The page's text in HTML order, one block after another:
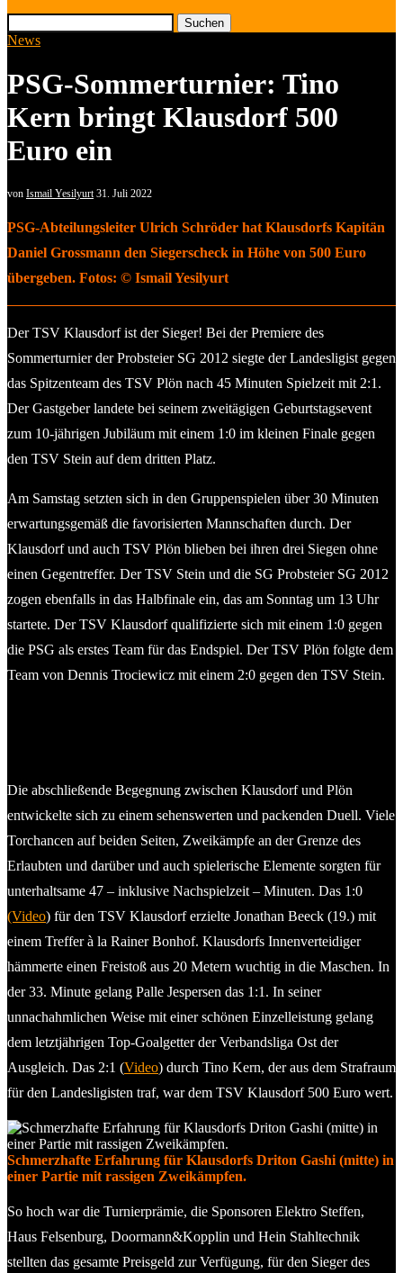
Suchen
News
PSG-Sommerturnier: Tino
Kern bringt Klausdorf 500
Euro ein
von Ismail Yesilyurt 31. Juli 2022
PSG-Abteilungsleiter Ulrich Schröder hat Klausdorfs Kapitän
Daniel Grossmann den Siegerscheck in Höhe von 500 Euro
übergeben. Fotos: © Ismail Yesilyurt
Der TSV Klausdorf ist der Sieger! Bei der Premiere des
Sommerturnier der Probsteier SG 2012 siegte der Landesligist gegen
das Spitzenteam des TSV Plön nach 45 Minuten Spielzeit mit 2:1.
Der Gastgeber landete bei seinem zweitägigen Geburtstagsevent
zum 10-jährigen Jubiläum mit einem 1:0 im kleinen Finale gegen
den TSV Stein auf dem dritten Platz.
Am Samstag setzten sich in den Gruppenspielen über 30 Minuten
erwartungsgemäß die favorisierten Mannschaften durch. Der
Klausdorf und auch TSV Plön blieben bei ihren drei Siegen ohne
einen Gegentreffer. Der TSV Stein und die SG Probsteier SG 2012
zogen ebenfalls in das Halbfinale ein, das am Sonntag um 13 Uhr
startete. Der TSV Klausdorf qualifizierte sich mit einem 1:0 gegen
die PSG als erstes Team für das Endspiel. Der TSV Plön folgte dem
Team von Dennis Trociewicz mit einem 2:0 gegen den TSV Stein.
Die abschließende Begegnung zwischen Klausdorf und Plön
entwickelte sich zu einem sehenswerten und packenden Duell. Viele
Torchancen auf beiden Seiten, Zweikämpfe an der Grenze des
Erlaubten und darüber und auch spielerische Elemente sorgten für
unterhaltsame 47 – inklusive Nachspielzeit – Minuten. Das 1:0
(Video) für den TSV Klausdorf erzielte Jonathan Beeck (19.) mit
einem Treffer à la Rainer Bonhof. Klausdorfs Innenverteidiger
hämmerte einen Freistoß aus 20 Metern wuchtig in die Maschen. In
der 33. Minute gelang Palle Jespersen das 1:1. In seiner
unnachahmlichen Weise mit einer schönen Einzelleistung gelang
dem letztjährigen Top-Goalgetter der Verbandsliga Ost der
Ausgleich. Das 2:1 (Video) durch Tino Kern, der aus dem Strafraum
für den Landesligisten traf, war dem TSV Klausdorf 500 Euro wert.
Schmerzhafte Erfahrung für Klausdorfs Driton Gashi (mitte) in
einer Partie mit rassigen Zweikämpfen.
So hoch war die Turnierprämie, die Sponsoren Elektro Steffen,
Haus Felsenburg, Doormann&Kopplin und Hein Stahltechnik
stellten das gesamte Preisgeld zur Verfügung, für den Sieger des